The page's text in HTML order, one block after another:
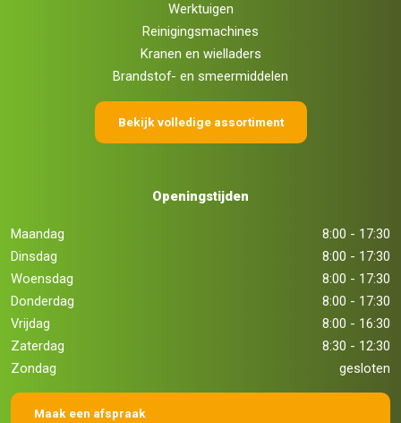
Werktuigen
Reinigingsmachines
Kranen en wielladers
Brandstof- en smeermiddelen
Bekijk volledige assortiment
Openingstijden
Maandag
8:00 - 17:30
Dinsdag
8:00 - 17:30
Woensdag
8:00 - 17:30
Donderdag
8:00 - 17:30
Vrijdag
8:00 - 16:30
Zaterdag
8:30 - 12:30
Zondag
gesloten
Maak een afspraak